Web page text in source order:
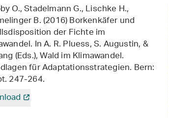
O., Stadelmann G., Lischke H.,
B. (2016) Borkenkäfer und
der Fichte im
In A. R. Pluess, S. Augustin, &
(Eds.), Wald im Klimawandel.
für Adaptationsstrategien. Bern:
247-264.